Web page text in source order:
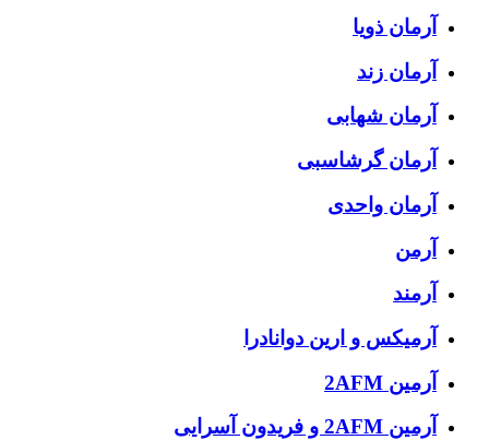
آرمان ذویا
آرمان زند
آرمان شهابی
آرمان گرشاسبی
آرمان واحدی
آرمن
آرمند
آرمیکس و ارین دوانادرا
آرمین 2AFM
آرمین 2AFM و فریدون آسرایی